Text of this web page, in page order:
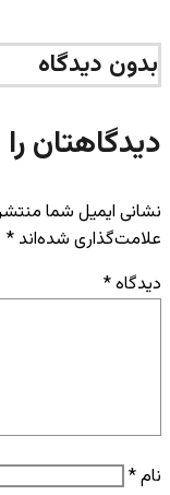
بدون دیدگاه
دیدگاهتان
نشانی ایمیل شما
علامت‌گذاری شده‌اند *
دیدگاه*
نام*